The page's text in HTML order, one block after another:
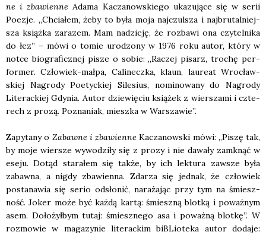
ne i zba­wien­ne Ada­ma Kacza­now­skie­go uka­zu­ją­ce się w serii
Poezje. „Chcia­łem, żeby to była moja naj­czul­sza i naj­bru­tal­niej­
sza książ­ka zara­zem. Mam nadzie­ję, że roz­ba­wi ona czy­tel­ni­ka
do łez” – mówi o tomie uro­dzo­ny w 1976 roku autor, któ­ry w
not­ce bio­gra­ficz­nej pisze o sobie: „Raczej pisarz, tro­chę per­
for­mer. Czło­wiek-mał­pa, Cali­necz­ka, klaun, lau­re­at Wro­cław­
skiej Nagro­dy Poetyc­kiej Sile­sius, nomi­no­wa­ny do Nagro­dy
Lite­rac­kiej Gdy­nia. Autor dzie­wię­ciu ksią­żek z wier­sza­mi i czte­
rech z pro­zą. Pozna­niak, miesz­ka w War­sza­wie”.
Zapy­ta­ny o Zabaw­ne i zba­wien­ne Kacza­now­ski mówi: „Piszę tak,
by moje wier­sze wywo­dzi­ły się z pro­zy i nie dawa­ły zamknąć w
ese­ju. Dotąd sta­ra­łem się tak­że, by ich lek­tu­ra zawsze była
zabaw­na, a nigdy zba­wien­na. Zda­rza się jed­nak, że czło­wiek
posta­na­wia się serio odsło­nić, nara­ża­jąc przy tym na śmiesz­
ność. Joker może być każ­dą kar­tą: śmiesz­ną blot­ką i poważ­nym
asem. Doło­żył­bym tutaj: śmiesz­ne­go asa i poważ­ną blot­kę”. W
roz­mo­wie w maga­zy­nie lite­rac­kim biBLio­te­ka autor doda­je: